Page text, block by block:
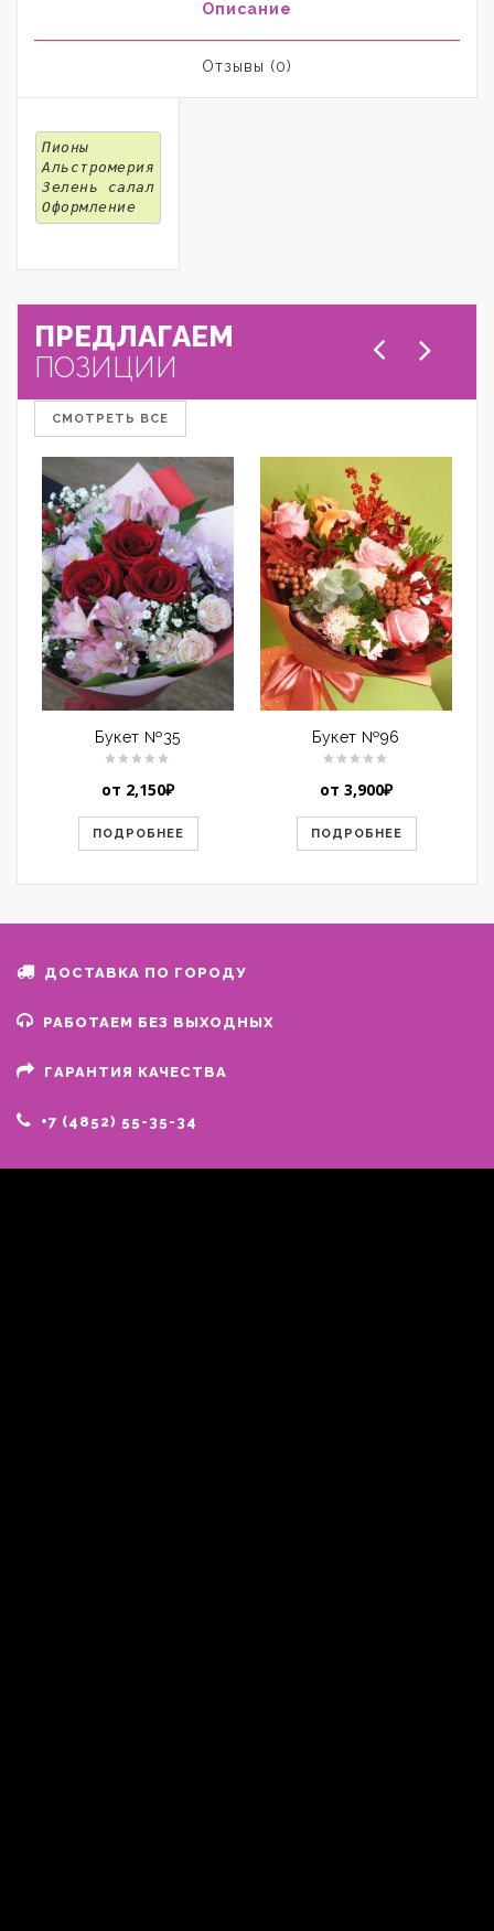
Описание
Отзывы (0)
Пионы
Альстромерия
Зелень салал
Оформление
ПРЕДЛАГАЕМ
ПОЗИЦИИ
СМОТРЕТЬ ВСЕ
Букет №35
от 2,150₽
ПОДРОБНЕЕ
Букет №96
от 3,900₽
ПОДРОБНЕЕ
ДОСТАВКА ПО ГОРОДУ
РАБОТАЕМ БЕЗ ВЫХОДНЫХ
ГАРАНТИЯ КАЧЕСТВА
+7 (4852) 55-35-34